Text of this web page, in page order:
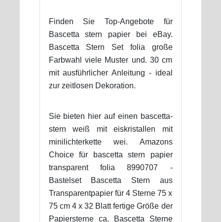
Finden Sie Top-Angebote für
Bascetta stern papier bei eBay.
Bascetta Stern Set folia große
Farbwahl viele Muster und. 30 cm
mit ausführlicher Anleitung - ideal
zur zeitlosen Dekoration.
Sie bieten hier auf einen bascetta-
stern weiß mit eiskristallen mit
minilichterkette wei. Amazons
Choice für bascetta stern papier
transparent folia 8990707 -
Bastelset Bascetta Stern aus
Transparentpapier für 4 Sterne 75 x
75 cm 4 x 32 Blatt fertige Größe der
Papiersterne ca. Bascetta Sterne